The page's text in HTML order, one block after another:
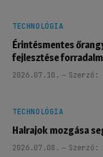
TECHNOLÓGIA
Érintésmentes
fejlesztése
2026.07.10. Szerző:
TECHNOLÓGIA
Halrajok mozgása
2026.07.08. Szerző: